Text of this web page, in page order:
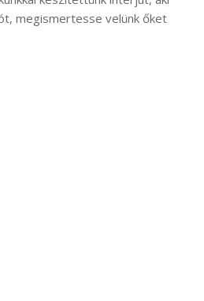
megismertesse velünk őket